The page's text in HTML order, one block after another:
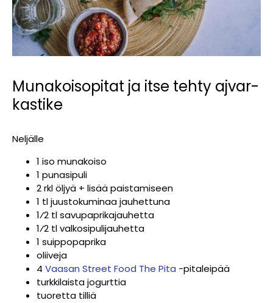
Munakoisopitat ja itse tehty ajvar-
kastike
Neljälle
1 iso munakoiso
1 punasipuli
2 rkl öljyä + lisää paistamiseen
1 tl juustokuminaa jauhettuna
1⁄2 tl savupaprikajauhetta
1⁄2 tl valkosipulijauhetta
1 suippopaprika
oliiveja
4 Vaasan Street Food The Pita -pitaleipää
turkkilaista jogurttia
tuoretta tilliä